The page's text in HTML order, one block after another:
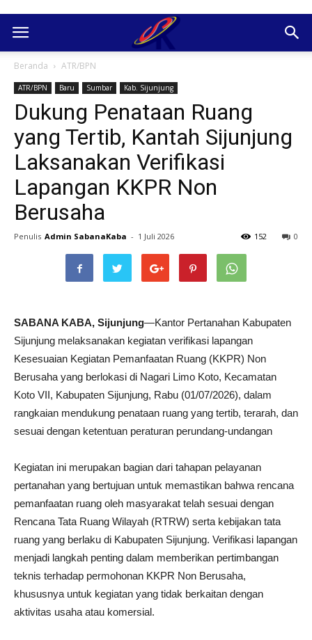
Beranda ATR/BPN
ATR/BPN Baru Sumbar Kab. Sijunjung
Dukung Penataan Ruang
yang Tertib, Kantah Sijunjung
Laksanakan Verifikasi
Lapangan KKPR Non
Berusaha
Penulis Admin SabanaKaba - 1 Juli 2026 0
152
SABANA KABA, Sijunjung—Kantor Pertanahan Kabupaten
Sijunjung melaksanakan kegiatan verifikasi lapangan
Kesesuaian Kegiatan Pemanfaatan Ruang (KKPR) Non
Berusaha yang berlokasi di Nagari Limo Koto, Kecamatan
Koto VII, Kabupaten Sijunjung, Rabu (01/07/2026), dalam
rangkaian mendukung penataan ruang yang tertib, terarah, dan
sesuai dengan ketentuan peraturan perundang-undangan
Kegiatan ini merupakan bagian dari tahapan pelayanan
pertanahan yang bertujuan untuk memastikan bahwa rencana
pemanfaatan ruang oleh masyarakat telah sesuai dengan
Rencana Tata Ruang Wilayah (RTRW) serta kebijakan tata
ruang yang berlaku di Kabupaten Sijunjung. Verifikasi lapangan
menjadi langkah penting dalam memberikan pertimbangan
teknis terhadap permohonan KKPR Non Berusaha,
khususnya untuk kegiatan yang tidak berkaitan dengan
aktivitas usaha atau komersial.